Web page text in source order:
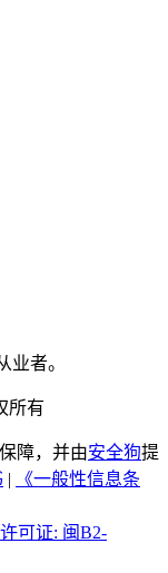
者。
所有
障，并由安全狗提
|
《一般性信息条
可证: 闽B2-